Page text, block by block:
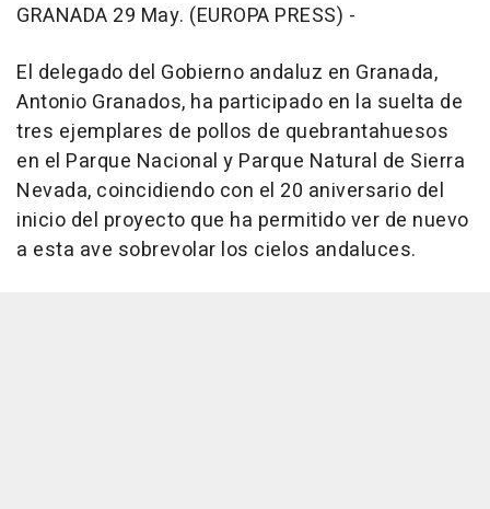
GRANADA 29 May. (EUROPA PRESS) -
El delegado del Gobierno andaluz en Granada,
Antonio Granados, ha participado en la suelta de
tres ejemplares de pollos de quebrantahuesos
en el Parque Nacional y Parque Natural de Sierra
Nevada, coincidiendo con el 20 aniversario del
inicio del proyecto que ha permitido ver de nuevo
a esta ave sobrevolar los cielos andaluces.